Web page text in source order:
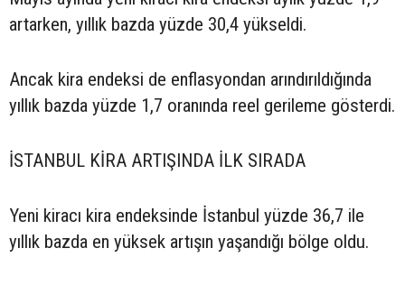
artarken, yıllık bazda yüzde 30,4 yükseldi.
Ancak kira endeksi de enflasyondan arındırıldığında
yıllık bazda yüzde 1,7 oranında reel gerileme gösterdi.
İSTANBUL KİRA ARTIŞINDA İLK SIRADA
Yeni kiracı kira endeksinde İstanbul yüzde 36,7 ile
yıllık bazda en yüksek artışın yaşandığı bölge oldu.